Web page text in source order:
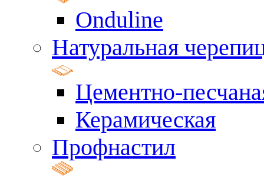
Onduline
Натуральная
Цементно-
Керамическая
Профнастил